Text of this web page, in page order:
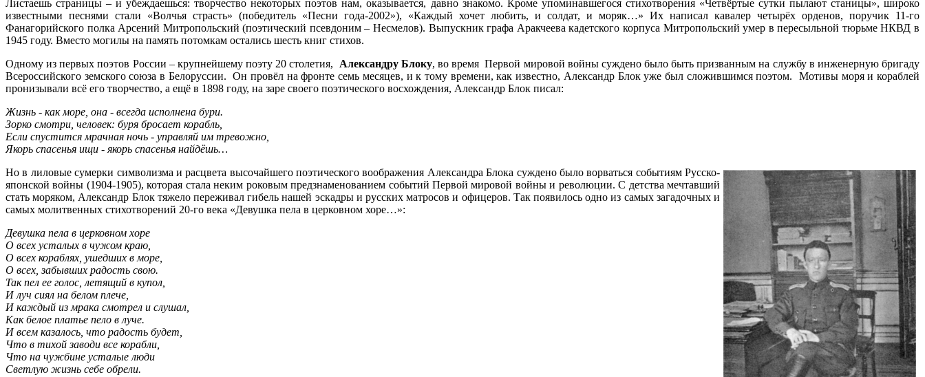
Листаешь страницы – и убеждаешься: творчество некоторых поэтов нам, оказывается, давно знакомо. Кроме упоминавшегося стихотворения «Четвёртые сутки пылают станицы», широко
известными песнями стали «Волчья страсть» (победитель «Песни года-2002»), «Каждый хочет любить, и солдат, и моряк…» Их написал кавалер четырёх орденов, поручик 11-го
Фанагорийского полка Арсений Митропольский (поэтический псевдоним – Несмелов). Выпускник графа Аракчеева кадетского корпуса Митропольский умер в пересыльной тюрьме НКВД в
1945 году. Вместо могилы на память потомкам остались шесть книг стихов.
Одному из первых поэтов России – крупнейшему поэту 20 столетия, Александру Блоку, во время Первой мировой войны суждено было быть призванным на службу в инженерную бригаду
Всероссийского земского союза в Белоруссии. Он провёл на фронте семь месяцев, и к тому времени, как известно, Александр Блок уже был сложившимся поэтом. Мотивы моря и кораблей
пронизывали всё его творчество, а ещё в 1898 году, на заре своего поэтического восхождения, Александр Блок писал:
Жизнь - как море, она - всегда исполнена бури.
Зорко смотри, человек: буря бросает корабль,
Если спустится мрачная ночь - управляй им тревожно,
Якорь спасенья ищи - якорь спасенья найдёшь…
Но в лиловые сумерки символизма и расцвета высочайшего поэтического воображения Александра Блока суждено было ворваться событиям Русско-
японской войны (1904-1905), которая стала неким роковым предзнаменованием событий Первой мировой войны и революции. С детства мечтавший
стать моряком, Александр Блок тяжело переживал гибель нашей эскадры и русских матросов и офицеров. Так появилось одно из самых загадочных и
самых молитвенных стихотворений 20-го века «Девушка пела в церковном хоре…»:
Девушка пела в церковном хоре
О всех усталых в чужом краю,
О всех кораблях, ушедших в море,
О всех, забывших радость свою.
Так пел ее голос, летящий в купол,
И луч сиял на белом плече,
И каждый из мрака смотрел и слушал,
Как белое платье пело в луче.
И всем казалось, что радость будет,
Что в тихой заводи все корабли,
Что на чужбине усталые люди
Светлую жизнь себе обрели.